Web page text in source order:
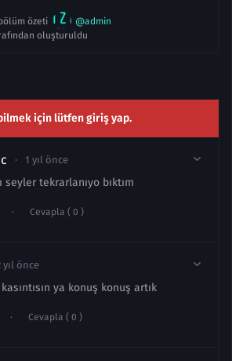
özeti
@admin
oluşturuldu
için lütfen giriş yap.
1 yıl önce
seyler tekrarlanıyo bıktım
Cevapla ( 0 )
yıl önce
ya konuş konuş artık
Cevapla ( 0 )